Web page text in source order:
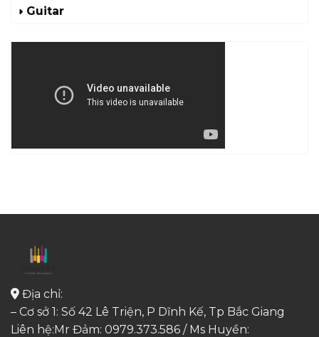
Guitar
Địa chỉ:
– Cơ sở 1: Số 42 Lê Triện, P Dĩnh Kế, Tp Bắc Giang
Liên hệ:Mr Đảm: 0979.373.586 / Ms Huyền: